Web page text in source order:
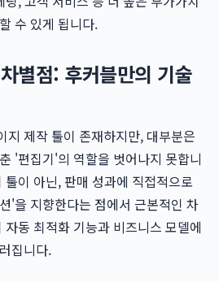
수 있게 됩니다.
별점: 후커블만의 기술
지 제작 툴이 존재하지만, 대부분은
'편집기'의 역할을 벗어나지 못합니
툴이 아닌, 판매 성과에 직접적으로
'을 지향한다는 점에서 근본적인 차
동 최적화 기능과 비즈니스 모델에
집니다.